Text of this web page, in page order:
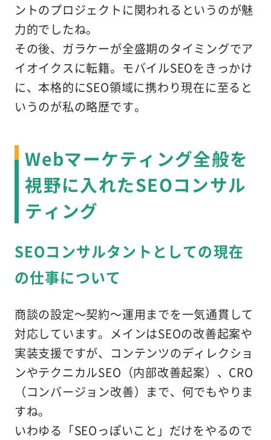
ントのプロジェクトに関われるというのが魅
力的でしたね。
その後、ガラケーが全盛期のタイミングでア
イオイクスに転籍。モバイルSEOをきっかけ
に、本格的にSEO領域に携わり現在に至ると
いうのが私の略歴です。
Webマーケティング全般を
視野に入れたSEOコンサル
ティング
SEOコンサルタントとしての現在
の仕事について
商談の設定～契約～運用までを一気通貫して
対応しています。メインはSEOの改善起案や
実装支援ですが、コンテンツのディレクショ
ンやテクニカルSEO（内部改善起案）、CRO
（コンバージョン改善）まで、何でもやりま
すね。
いわゆる「SEOっぽいこと」だけをやるので